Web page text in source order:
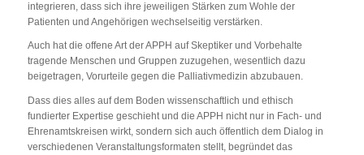
integrieren, dass sich ihre jeweiligen Stärken zum Wohle der
Patienten und Angehörigen wechselseitig verstärken.
Auch hat die offene Art der APPH auf Skeptiker und Vorbehalte
tragende Menschen und Gruppen zuzugehen, wesentlich dazu
beigetragen, Vorurteile gegen die Palliativmedizin abzubauen.
Dass dies alles auf dem Boden wissenschaftlich und ethisch
fundierter Expertise geschieht und die APPH nicht nur in Fach- und
Ehrenamtskreisen wirkt, sondern sich auch öffentlich dem Dialog in
verschiedenen Veranstaltungsformaten stellt, begründet das